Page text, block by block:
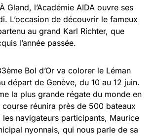
Gland, l’Académie AIDA ouvre ses
L’occasion de découvrir le fameux
au grand Karl Richter, que
l’année passée.
Bol d’Or va colorer le Léman
départ de Genève, du 10 au 12 juin.
la plus grande régate du monde en
réunira près de 500 bateaux
les navigateurs participants, Maurice
nyonnais, qui nous parle de sa